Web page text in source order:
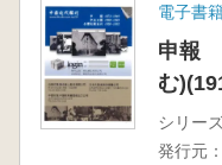
電子書
申報
む
シリーズ
発行元：